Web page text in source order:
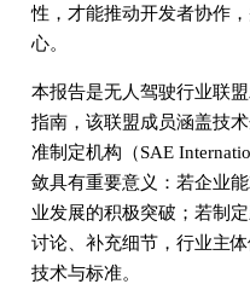
性，才能推动开发者协作
心。
本报告是无人驾驶行业联
指南，该联盟成员涵盖技
准制定机构（SAE
敛具有重要意义：若企业
业发展的积极突破；若制
讨论、补充细节，行业主
技术与标准。